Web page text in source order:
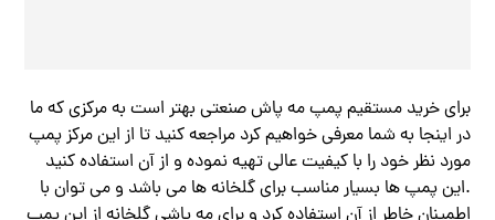
برای خرید مستقیم پمپ مه پاش صنعتی بهتر است به مرکزی که ما
در اینجا به شما معرفی خواهیم کرد مراجعه کنید تا از این مرکز پمپ
مورد نظر خود را با کیفیت عالی تهیه نموده و از آن استفاده کنید
.این پمپ ها بسیار مناسب برای گلخانه ها می باشد و می توان با